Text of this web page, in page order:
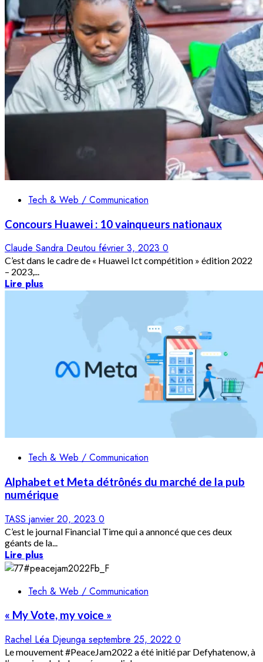
Tech & Web / Communication
Concours Huawei : 10 vainqueurs nationaux
Claude Sandra Deutou février 3, 2023 0
C’est dans le cadre de « Huawei Ict compétition » édition 2022
– 2023,...
Lire plus
Tech & Web / Communication
Alphabet et Meta détrônés du marché de la pub
numérique
TASS janvier 20, 2023 0
C’est le journal Financial Time qui a annoncé que ces deux
géants de la...
Lire plus
Tech & Web / Communication
« My Vote, my voice »
Rachel Léa Djeunga septembre 25, 2022 0
Le mouvement #PeaceJam2022 a été initié par Defyhatenow, à